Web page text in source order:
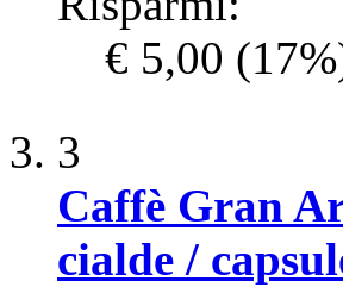
€ 5,00
3
Caffè Gran
cialde /